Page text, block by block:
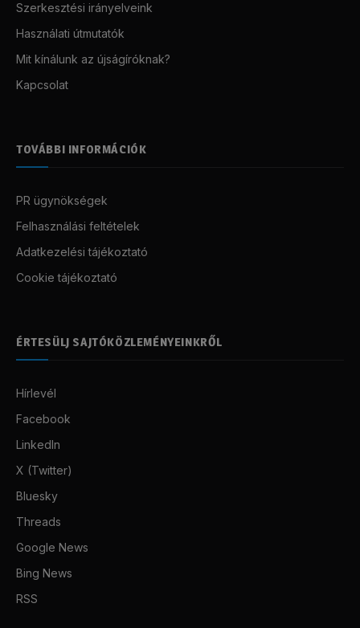
Szerkesztési irányelveink
Használati útmutatók
Mit kínálunk az újságíróknak?
Kapcsolat
TOVÁBBI INFORMÁCIÓK
PR ügynökségek
Felhasználási feltételek
Adatkezelési tájékoztató
Cookie tájékoztató
ÉRTESÜLJ SAJTÓKÖZLEMÉNYEINKRŐL
Hírlevél
Facebook
LinkedIn
X (Twitter)
Bluesky
Threads
Google News
Bing News
RSS